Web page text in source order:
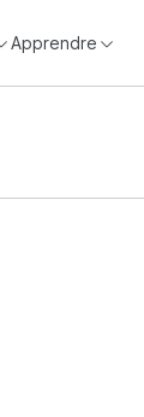
Apprendre